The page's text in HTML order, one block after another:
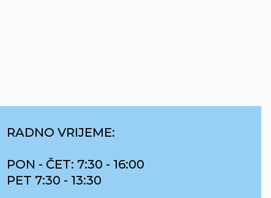
RADNO VRIJEME:
PON - ČET: 7:30 - 16:00
PET 7:30 - 13:30